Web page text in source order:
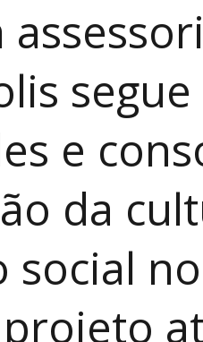
e
da
social